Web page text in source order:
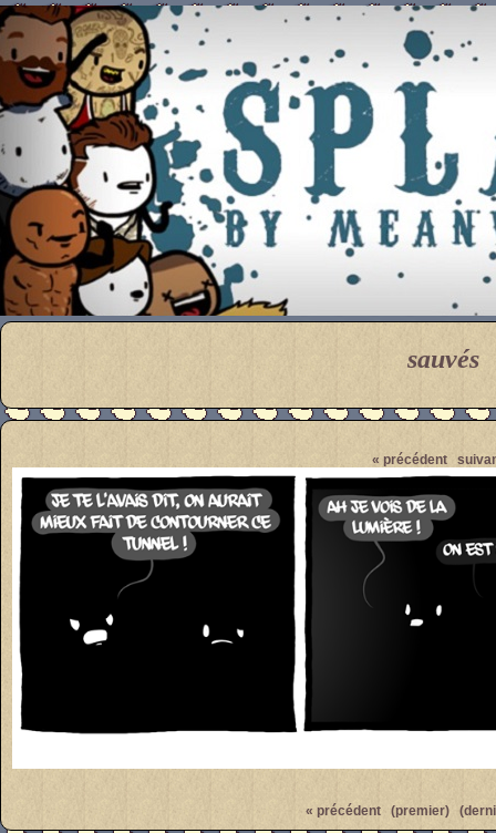
Pendant ce temps... Par
sauvés
« précédent
« précédent (premier)